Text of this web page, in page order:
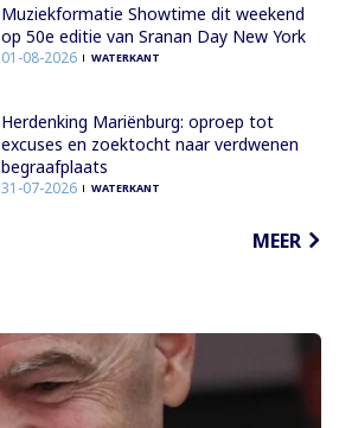
Muziekformatie Showtime dit weekend
op 50e editie van Sranan Day New York
01-08-2026 WATERKANT
Herdenking Mariënburg: oproep tot
excuses en zoektocht naar verdwenen
begraafplaats
31-07-2026 WATERKANT
MEER